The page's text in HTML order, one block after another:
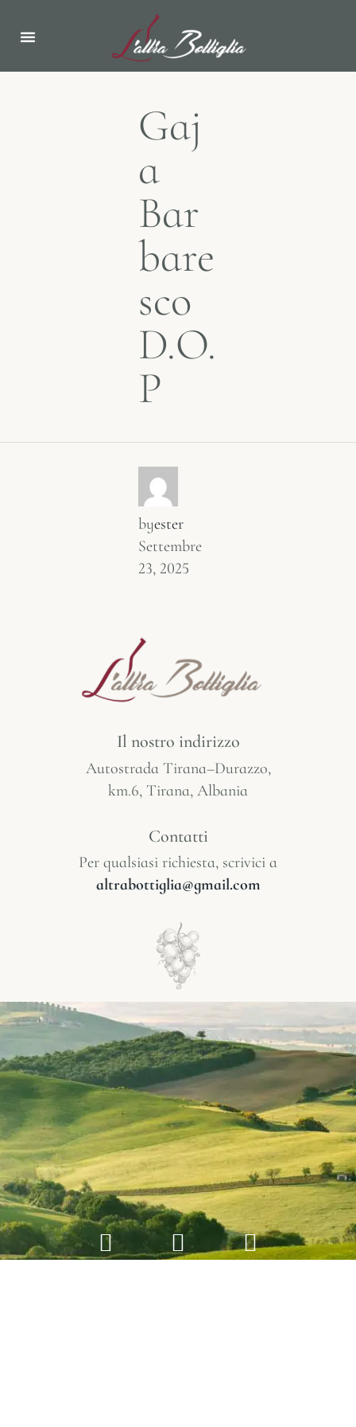
Gaj
a
Bar
bare
sco
D.O.
P
byester
Settembre
23, 2025
Il nostro indirizzo
Autostrada Tirana–Durazzo,
km.6, Tirana, Albania
Contatti
Per qualsiasi richiesta, scrivici a
altrabottiglia@gmail.com